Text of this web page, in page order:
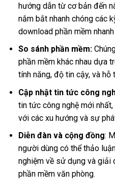
hướng dẫn từ cơ bản đến
nắm bắt nhanh chóng các
download phần mềm
So sánh phần mềm:
phần mềm khác nhau dựa
tính năng, độ tin cậy, và hỗ
Cập nhật tin tức công
tin tức công nghệ mới
với các xu hướng và sự
Diễn đàn và cộng đồng:
người dùng có thể thảo
nghiệm về sử dụng và giải
phần mềm văn phòng.